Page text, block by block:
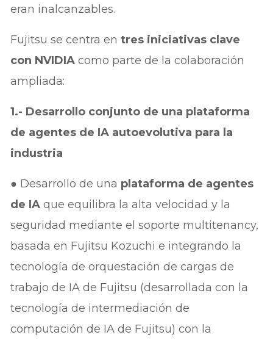
eran inalcanzables.
Fujitsu se centra entres iniciativas clave
con NVIDIA como parte de la colaboración
ampliada:
1.- Desarrollo conjunto de una plataforma
de agentes de IA autoevolutiva para la
industria
● Desarrollo de una plataforma de agentes
de IAque equilibra la alta velocidad y la
seguridad mediante el soporte multitenancy,
basada en Fujitsu Kozuchi e integrando la
tecnología de orquestación de cargas de
trabajo de IA de Fujitsu (desarrollada con la
tecnología de intermediación de
computación de IA de Fujitsu) con la